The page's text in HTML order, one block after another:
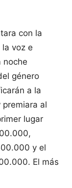
con la
voz e
noche
género
a la
al
lugar
y el
El más